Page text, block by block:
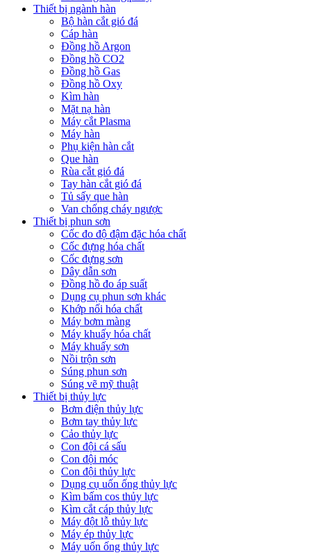
Thiết bị ngành hàn
Bộ hàn cắt gió đá
Cáp hàn
Đồng hồ Argon
Đồng hồ CO2
Đồng hồ Gas
Đồng hồ Oxy
Kìm hàn
Mặt nạ hàn
Máy cắt Plasma
Máy hàn
Phụ kiện hàn cắt
Que hàn
Rùa cắt gió đá
Tay hàn cắt gió đá
Tủ sấy que hàn
Van chống cháy ngược
Thiết bị phun sơn
Cốc đo độ đậm đặc hóa chất
Cốc đựng hóa chất
Cốc đựng sơn
Dây dẫn sơn
Đồng hồ đo áp suất
Dụng cụ phun sơn khác
Khớp nối hóa chất
Máy bơm màng
Máy khuấy hóa chất
Máy khuấy sơn
Nồi trộn sơn
Súng phun sơn
Súng vẽ mỹ thuật
Thiết bị thủy lực
Bơm điện thủy lực
Bơm tay thủy lực
Cảo thủy lực
Con đội cá sấu
Con đội móc
Con đội thủy lực
Dụng cụ uốn ống thủy lực
Kìm bấm cos thủy lực
Kìm cắt cáp thủy lực
Máy đột lỗ thủy lực
Máy ép thủy lực
Máy uốn ống thủy lực